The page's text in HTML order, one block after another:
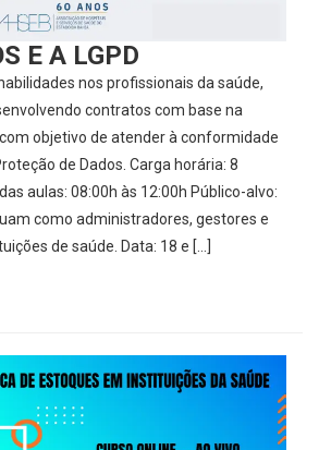
E A LGPD
nos profissionais da saúde,
contratos com base na
objetivo de atender à conformidade
de Dados. Carga horária: 8
08:00h às 12:00h Público-alvo:
como administradores, gestores e
de saúde. Data: 18 e […]